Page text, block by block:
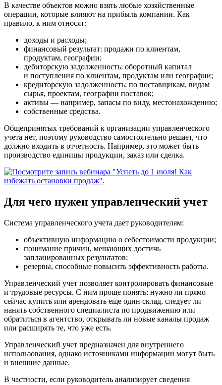
В качестве объектов можно взять любые хозяйственные
операции, которые влияют на прибыль компании. Как
правило, к ним относят:
доходы и расходы;
финансовый результат: продажи по клиентам,
продуктам, географии;
дебиторскую задолженность: оборотный капитал
и поступления по клиентам, продуктам или географии;
кредиторскую задолженность: по поставщикам, видам
сырья, проектам, географии поставок;
активы — например, запасы по виду, местонахождению;
собственные средства.
Общепринятых требований к организации управленческого
учета нет, поэтому руководство самостоятельно решает, что
должно входить в отчетность. Например, это может быть
производство единицы продукции, заказ или сделка.
Для чего нужен управленческий учет
Система управленческого учета дает руководителям:
объективную информацию о себестоимости продукции;
понимание причин, мешающих достичь
запланированных результатов;
резервы, способные повысить эффективность работы.
Управленческий учет позволяет контролировать финансовые
и трудовые ресурсы. С ним проще понять: нужно ли прямо
сейчас купить или арендовать еще один склад, следует ли
нанять собственного специалиста по продвижению или
обратиться в агентство, открывать ли новые каналы продаж
или расширять те, что уже есть.
Управленческий учет предназначен для внутреннего
использования, однако источниками информации могут быть
и внешние данные.
В частности, если руководитель анализирует сведения